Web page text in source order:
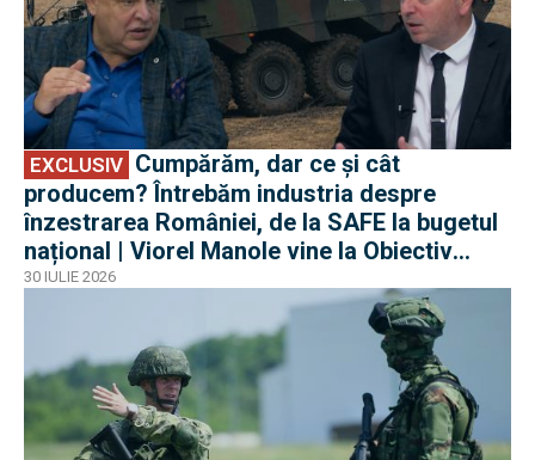
EXCLUSIV
producem? Întrebăm industria despre
înzestrarea României, de la SAFE la bugetul
național | Viorel Manole vine la Obiectiv
EuroAtlantic la DefenseRomania
30 IULIE 2026